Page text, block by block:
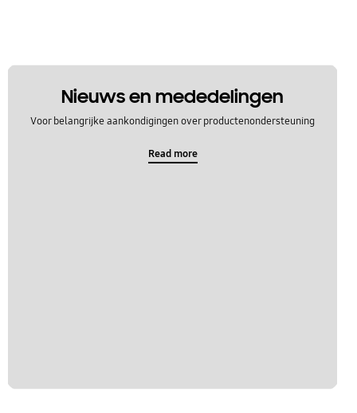
Nieuws en mededelingen
Voor belangrijke aankondigingen over productenondersteuning
Read more